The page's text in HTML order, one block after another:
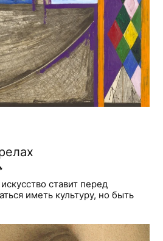
ставит перед
иметь культуру, но быть